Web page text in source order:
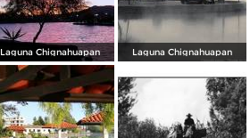
Laguna Chignahuapan Laguna Chignahuapan